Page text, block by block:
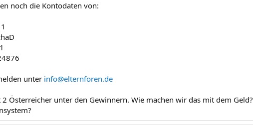
noch die Kontodaten von:
unter info@elternforen.de
2 Österreicher unter den Gewinnern. Wie machen wir das mit dem